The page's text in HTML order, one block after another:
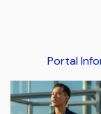
Portal